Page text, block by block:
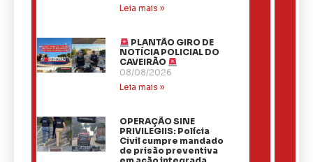
Leia mais »
PLANTÃO GIRO DE
NOTÍCIA POLICIAL DO
CAVEIRÃO
08/08/2026
Leia mais »
OPERAÇÃO SINE
PRIVILEGIIS: Polícia
Civil cumpre mandado
de prisão preventiva